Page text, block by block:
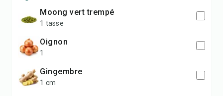
moong vert trempé
1 tasse
oignon
1
gingembre
1 cm